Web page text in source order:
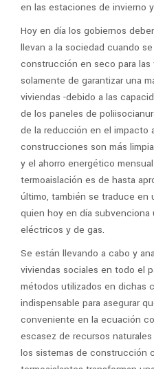
en las estaciones de invierno
Hoy en día los gobiernos
llevan a la sociedad cuando
construcción en seco para
solamente de garantizar una
viviendas -debido a las
de los paneles de
de la reducción en el impacto
construcciones son más
y el ahorro energético
termoaislación es de hasta
último, también se traduce en
quien hoy en día subvenciona
eléctricos y de gas.
Se están llevando a cabo y
viviendas sociales en todo el
métodos utilizados en dichas
indispensable para asegurar
conveniente en la ecuación
escasez de recursos
los sistemas de construcción